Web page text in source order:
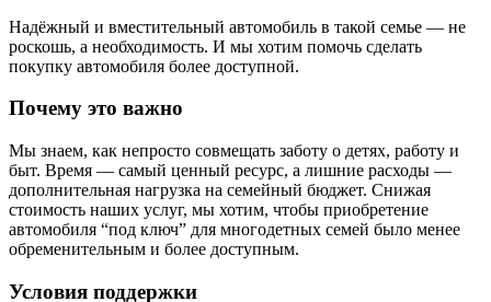
Надёжный и вместительный автомобиль в такой семье — не
роскошь, а необходимость. И мы хотим помочь сделать
покупку автомобиля более доступной.
Почему это важно
Мы знаем, как непросто совмещать заботу о детях, работу и
быт. Время — самый ценный ресурс, а лишние расходы —
дополнительная нагрузка на семейный бюджет. Снижая
стоимость наших услуг, мы хотим, чтобы приобретение
автомобиля “под ключ” для многодетных семей было менее
обременительным и более доступным.
Условия поддержки